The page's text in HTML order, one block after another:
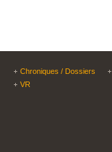
Chroniques / Dossiers
VR